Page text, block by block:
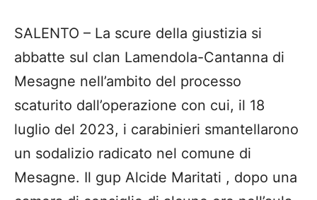
SALENTO – La scure della giustizia si
abbatte sul clan Lamendola-Cantanna di
Mesagne nell’ambito del processo
scaturito dall’operazione con cui, il 18
luglio del 2023, i carabinieri smantellarono
un sodalizio radicato nel comune di
Mesagne. Il gup Alcide Maritati , dopo una